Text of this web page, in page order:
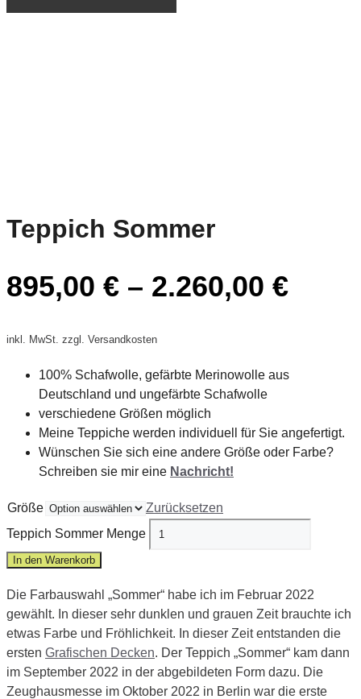
Teppich Sommer
895,00 € – 2.260,00 €
inkl. MwSt. zzgl. Versandkosten
100% Schafwolle, gefärbte Merinowolle aus
Deutschland und ungefärbte Schafwolle
verschiedene Größen möglich
Meine Teppiche werden individuell für Sie angefertigt.
Wünschen Sie sich eine andere Größe oder Farbe?
Schreiben sie mir eine Nachricht!
Größe
Zurücksetzen
Teppich Sommer Menge
In den Warenkorb
Die Farbauswahl „Sommer“ habe ich im Februar 2022
gewählt. In dieser sehr dunklen und grauen Zeit brauchte ich
etwas Farbe und Fröhlichkeit. In dieser Zeit entstanden die
ersten Grafischen Decken. Der Teppich „Sommer“ kam dann
im September 2022 in der abgebildeten Form dazu. Die
Zeughausmesse im Oktober 2022 in Berlin war die erste